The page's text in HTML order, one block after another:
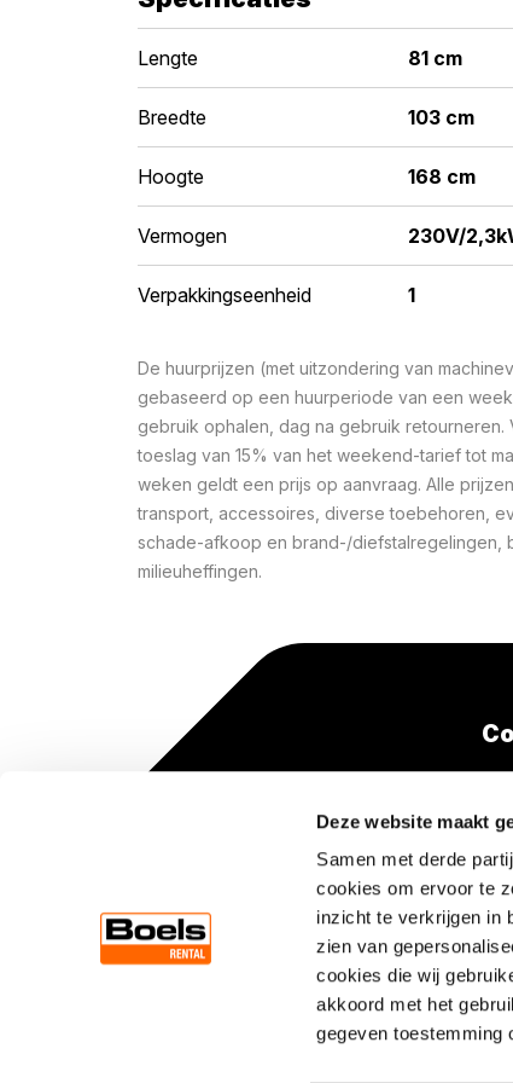
Deze website maakt
Samen met derde
cookies om ervoor te
inzicht te verkrijgen in
zien van
cookies die wij
akkoord met het
gegeven toestemming
Lengte 81 cm
Breedte 103 cm
Hoogte 168 cm
Vermogen 230V/
Verpakkingseenheid 1
De huurprijzen (met uitzondering van
gebaseerd op een huurperiode van een
gebruik ophalen, dag na gebruik
toeslag van 15% van het weekend-tarief tot
weken geldt een prijs op aanvraag. Alle
transport, accessoires, diverse toebehoren,
schade-afkoop en brand-/diefstalregelingen,
milieuheffingen.